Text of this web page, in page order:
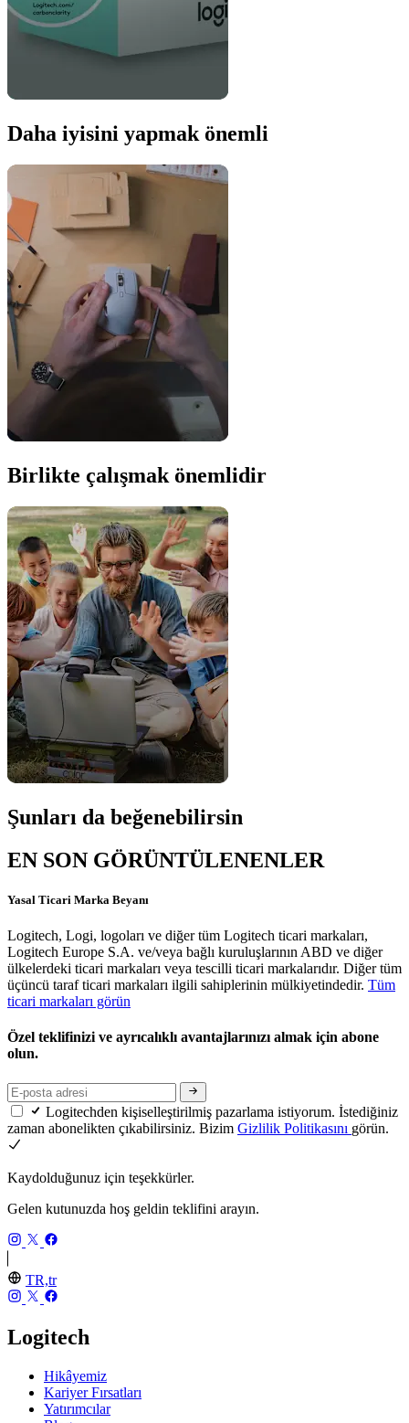
Daha iyisini yapmak önemli
Birlikte çalışmak önemlidir
Şunları da beğenebilirsin
EN SON GÖRÜNTÜLENENLER
Yasal Ticari Marka Beyanı
Logitech, Logi, logoları ve diğer tüm Logitech ticari markaları,
Logitech Europe S.A. ve/veya bağlı kuruluşlarının ABD ve diğer
ülkelerdeki ticari markaları veya tescilli ticari markalarıdır. Diğer tüm
üçüncü taraf ticari markaları ilgili sahiplerinin mülkiyetindedir. Tüm
ticari markaları görün
Özel teklifinizi ve ayrıcalıklı avantajlarınızı almak için abone
olun.
Logitechden kişiselleştirilmiş pazarlama istiyorum. İstediğiniz
zaman abonelikten çıkabilirsiniz. Bizim Gizlilik Politikasını görün.
Kaydolduğunuz için teşekkürler.
Gelen kutunuzda hoş geldin teklifini arayın.
TR,tr
Logitech
Hikâyemiz
Kariyer Fırsatları
Yatırımcılar